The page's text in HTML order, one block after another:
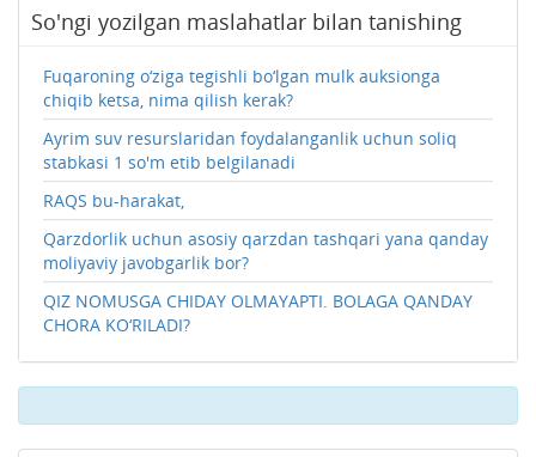
So'ngi yozilgan maslahatlar bilan tanishing
Fuqaroning o‘ziga tegishli bo‘lgan mulk auksionga
chiqib ketsa, nima qilish kerak?
Ayrim suv resurslaridan foydalanganlik uchun soliq
stabkasi 1 so'm etib belgilanadi
RAQS bu-harakat,
Qarzdorlik uchun asosiy qarzdan tashqari yana qanday
moliyaviy javobgarlik bor?
QIZ NOMUSGA CHIDAY OLMAYAPTI. BOLAGA QANDAY
CHORA KO‘RILADI?